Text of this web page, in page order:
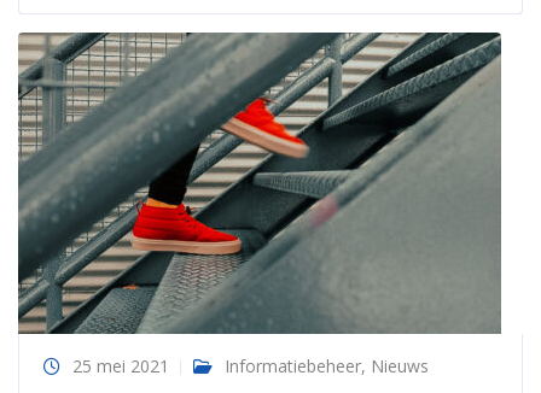
25 mei 2021 Informatiebeheer, Nieuws